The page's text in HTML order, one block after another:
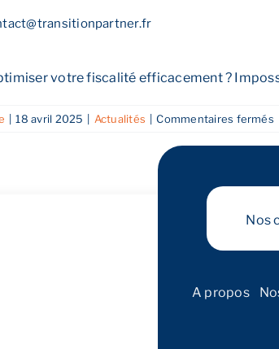
fiscales 2025
votre fiscalité efficacement ?
18 avril 2025 Actualités Commentaires fermés
Nos
A propos